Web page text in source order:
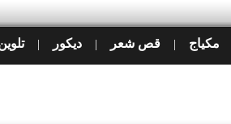
مكياج | قص شعر | ديكور |